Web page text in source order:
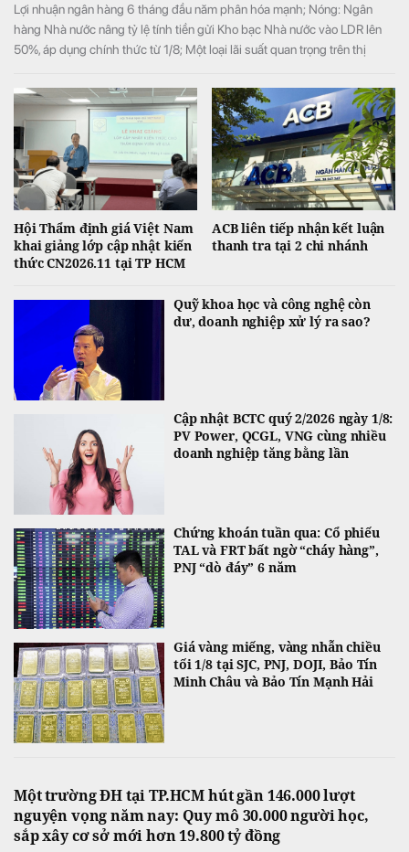
Lợi nhuận ngân hàng 6 tháng đầu năm phân hóa mạnh; Nóng: Ngân
hàng Nhà nước nâng tỷ lệ tính tiền gửi Kho bạc Nhà nước vào LDR lên
50%, áp dụng chính thức từ 1/8; Một loại lãi suất quan trọng trên thị
Hội Thẩm định giá Việt Nam
khai giảng lớp cập nhật kiến
thức CN2026.11 tại TP HCM
ACB liên tiếp nhận kết luận
thanh tra tại 2 chi nhánh
Quỹ khoa học và công nghệ còn
dư, doanh nghiệp xử lý ra sao?
Cập nhật BCTC quý 2/2026 ngày 1/8:
PV Power, QCGL, VNG cùng nhiều
doanh nghiệp tăng bằng lần
Chứng khoán tuần qua: Cổ phiếu
TAL và FRT bất ngờ “cháy hàng”,
PNJ “dò đáy” 6 năm
Giá vàng miếng, vàng nhẫn chiều
tối 1/8 tại SJC, PNJ, DOJI, Bảo Tín
Minh Châu và Bảo Tín Mạnh Hải
Một trường ĐH tại TP.HCM hút gần 146.000 lượt
nguyện vọng năm nay: Quy mô 30.000 người học,
sắp xây cơ sở mới hơn 19.800 tỷ đồng